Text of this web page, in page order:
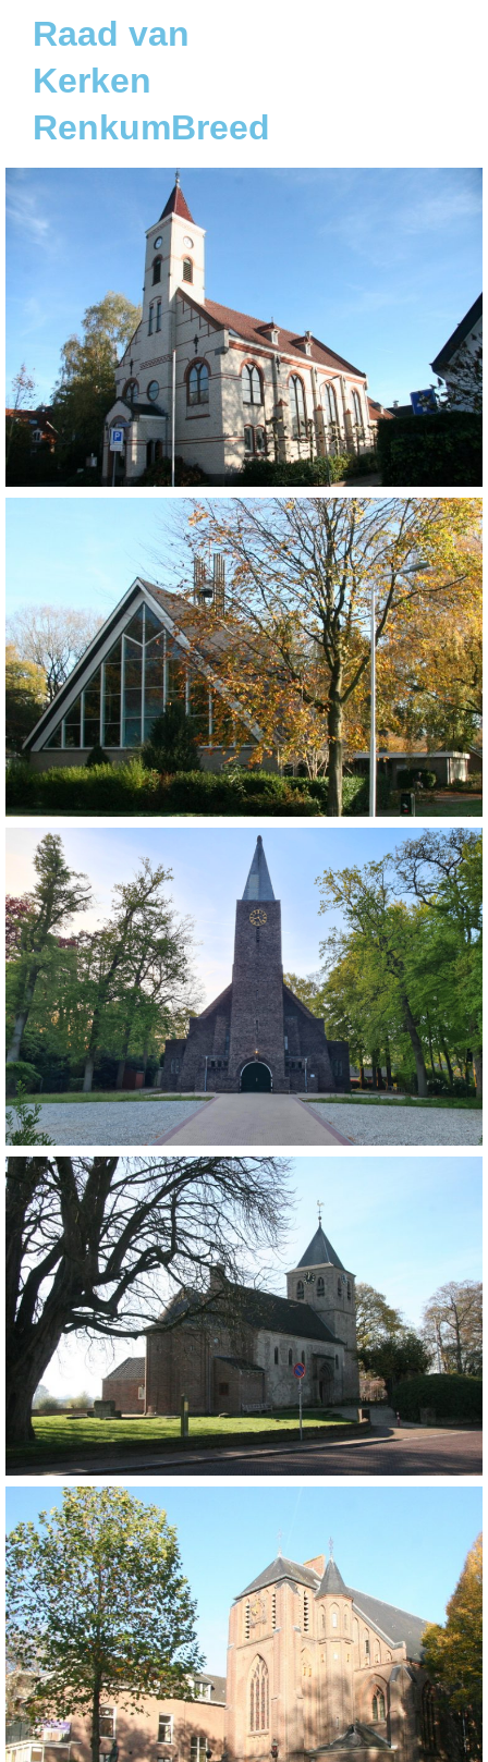
Raad van
Kerken
RenkumBreed